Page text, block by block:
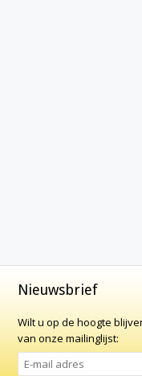
Nieuwsbrief
Wilt u op de hoogte
van onze mailinglijst: